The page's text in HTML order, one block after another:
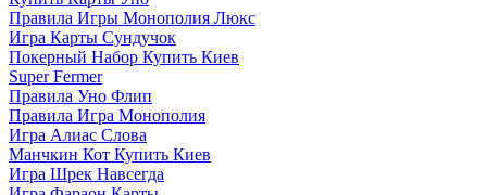
Правила Игры Монополия Люкс
Игра Карты Сундучок
Покерный Набор Купить Киев
Super Fermer
Правила Уно Флип
Правила Игра Монополия
Игра Алиас Слова
Манчкин Кот Купить Киев
Игра Шрек Навсегда